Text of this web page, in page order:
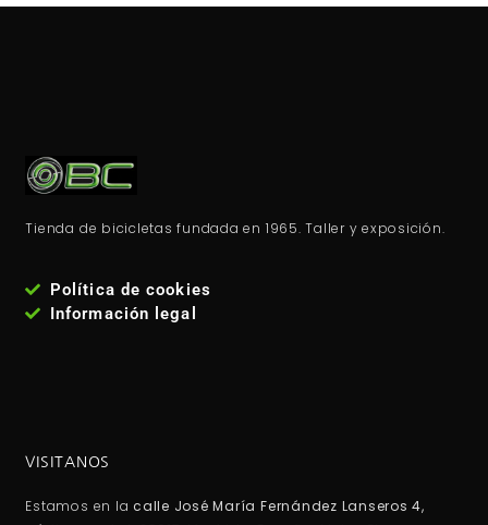
Tienda de bicicletas fundada en 1965. Taller y exposición.
Política de cookies
Información legal
VISITANOS
Estamos en la calle José María Fernández Lanseros 4,